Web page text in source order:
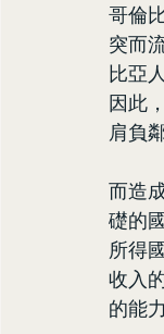
哥倫
突而
比亞
因此
肩負
而造
礎的
所得
收入
的能